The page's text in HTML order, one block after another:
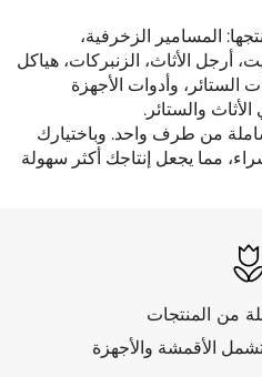
المسامير الزخرفية،
أرجل الأثاث، الزنبركات، هياكل
الستائر، وأدوات الأجهزة
والستائر.
من طرف واحد. وباختيارك
مما يجعل إنتاجك أكثر سهولة
من المنتجات
الأقمشة والأجهزة